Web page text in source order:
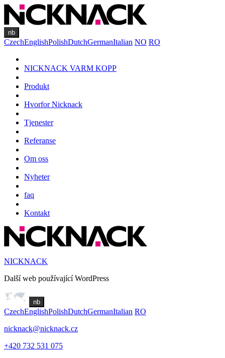
nb
CzechEnglishPolishDutchGermanItalian NO RO
NICKNACK VARM KOPP
Produkt
Hvorfor Nicknack
Tjenester
Referanse
Om oss
Nyheter
faq
Kontakt
NICKNACK
Další web používající WordPress
nb
CzechEnglishPolishDutchGermanItalian RO
nicknack@nicknack.cz
+420 732 531 075